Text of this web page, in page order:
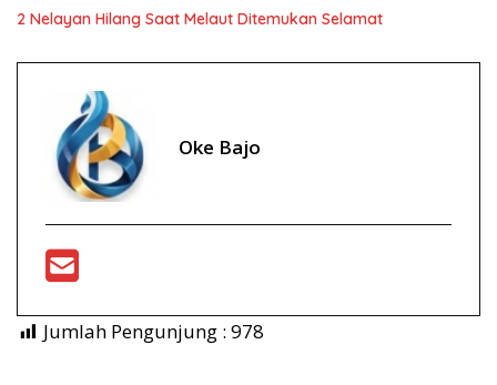
2 Nelayan Hilang Saat Melaut Ditemukan Selamat
Oke Bajo
Jumlah Pengunjung : 978